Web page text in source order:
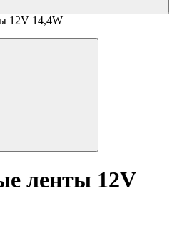
12V 14,4W
ленты 12V